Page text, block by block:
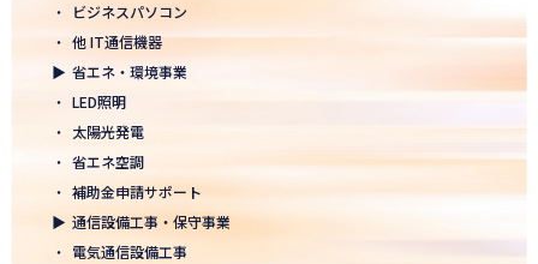
「心を高め、経営を伸ばす」NDグループが「稲盛フィロソフィー
世界大会」に参画
モノづくりフェア2025にて講演登壇！LED照明の未来を語る
2025.10.17
結束を深めた2日間！創立50年目の方針発表会を開催！
2025.10.07
・
ビジネスパソコン
・ 他 IT通信機器
▶ 省エネ・環境事業
・ LED照明
・ 太陽光発電
・ 省エネ空調
・ 補助金申請サポート
▶ 通信設備工事・保守事業
・ 電気通信設備工事